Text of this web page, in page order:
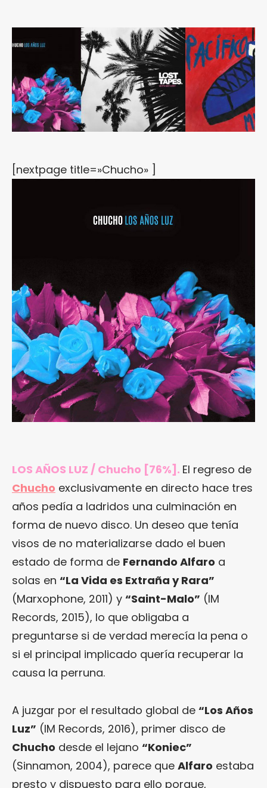
[nextpage title=»Chucho» ]
LOS AÑOS LUZ / Chucho [76%]. El regreso de
Chucho exclusivamente en directo hace tres
años pedía a ladridos una culminación en
forma de nuevo disco. Un deseo que tenía
visos de no materializarse dado el buen
estado de forma de Fernando Alfaro a
solas en “La Vida es Extraña y Rara”
(Marxophone, 2011) y “Saint-Malo” (IM
Records, 2015), lo que obligaba a
preguntarse si de verdad merecía la pena o
si el principal implicado quería recuperar la
causa la perruna.
A juzgar por el resultado global de “Los Años
Luz” (IM Records, 2016), primer disco de
Chucho desde el lejano “Koniec”
(Sinnamon, 2004), parece que Alfaro estaba
presto y dispuesto para ello porque,